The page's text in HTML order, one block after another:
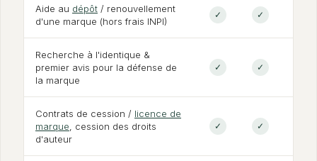
Aide au dépôt / renouvellement
d'une marque (hors frais INPI)
✓ ✓
Recherche à l'identique &
premier avis pour la défense de
la marque
✓ ✓
Contrats de cession / licence de
marque , cession des droits
d'auteur
✓ ✓